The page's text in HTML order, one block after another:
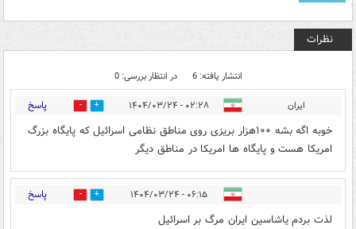
نظرات
انتشار یافته: 6 در انتظار بررسی: 0
ایران ۰۲:۲۸ - ۱۴۰۴/۰۳/۲۴ 10 پاسخ
خوبه اگه بشه ۱۰۰هزار بریزی روی مناطق نظامی اسرائیل که پایگاه بزرگ
امریکا هست و پایگاه ها امریکا در مناطق دیگر
۰۶:۱۵ - ۱۴۰۴/۰۳/۲۴ 7 پاسخ
لذت بردم یاشاسین ایران مرگ بر اسرائیل